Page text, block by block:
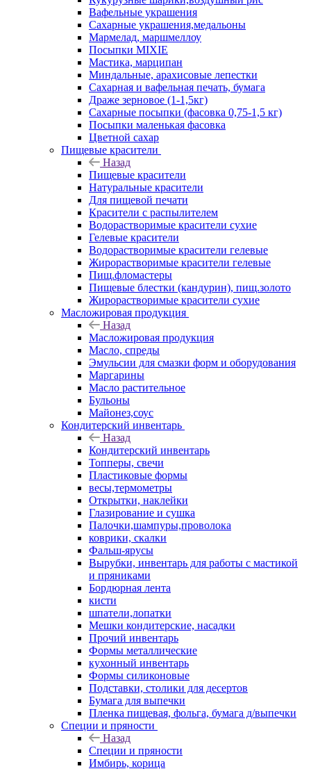
Вафельные украшения
Сахарные украшения,медальоны
Мармелад, маршмеллоу
Посыпки MIXIE
Мастика, марципан
Миндальные, арахисовые лепестки
Сахарная и вафельная печать, бумага
Драже зерновое (1-1,5кг)
Сахарные посыпки (фасовка 0,75-1,5 кг)
Посыпки маленькая фасовка
Цветной сахар
Пищевые красители
Назад
Пищевые красители
Натуральные красители
Для пищевой печати
Красители с распылителем
Водорастворимые красители сухие
Гелевые красители
Водорастворимые красители гелевые
Жирорастворимые красители гелевые
Пищ.фломастеры
Пищевые блестки (кандурин), пищ.золото
Жирорастворимые красители сухие
Масложировая продукция
Назад
Масложировая продукция
Масло, спреды
Эмульсии для смазки форм и оборудования
Маргарины
Масло растительное
Бульоны
Майонез,соус
Кондитерский инвентарь
Назад
Кондитерский инвентарь
Топперы, свечи
Пластиковые формы
весы,термометры
Открытки, наклейки
Глазирование и сушка
Палочки,шампуры,проволока
коврики, скалки
Фальш-ярусы
Вырубки, инвентарь для работы с мастикой
и пряниками
Бордюрная лента
кисти
шпатели,лопатки
Мешки кондитерские, насадки
Прочий инвентарь
Формы металлические
кухонный инвентарь
Формы силиконовые
Подставки, столики для десертов
Бумага для выпечки
Пленка пищевая, фольга, бумага д/выпечки
Специи и пряности
Назад
Специи и пряности
Имбирь, корица